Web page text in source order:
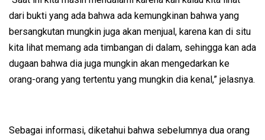
dari bukti yang ada bahwa ada kemungkinan bahwa yang
bersangkutan mungkin juga akan menjual, karena kan di situ
kita lihat memang ada timbangan di dalam, sehingga kan ada
dugaan bahwa dia juga mungkin akan mengedarkan ke
orang-orang yang tertentu yang mungkin dia kenal,” jelasnya.
Sebagai informasi, diketahui bahwa sebelumnya dua orang